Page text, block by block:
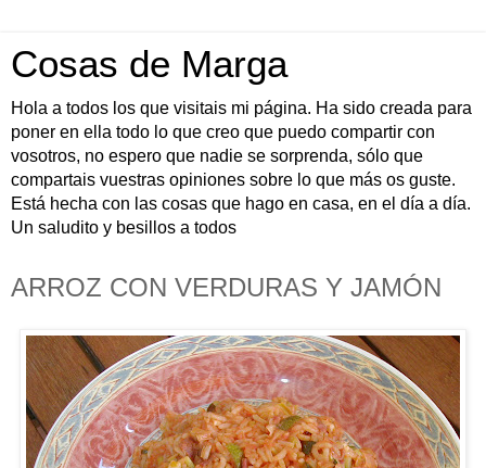
Cosas de Marga
Hola a todos los que visitais mi página. Ha sido creada para
poner en ella todo lo que creo que puedo compartir con
vosotros, no espero que nadie se sorprenda, sólo que
compartais vuestras opiniones sobre lo que más os guste.
Está hecha con las cosas que hago en casa, en el día a día.
Un saludito y besillos a todos
ARROZ CON VERDURAS Y JAMÓN